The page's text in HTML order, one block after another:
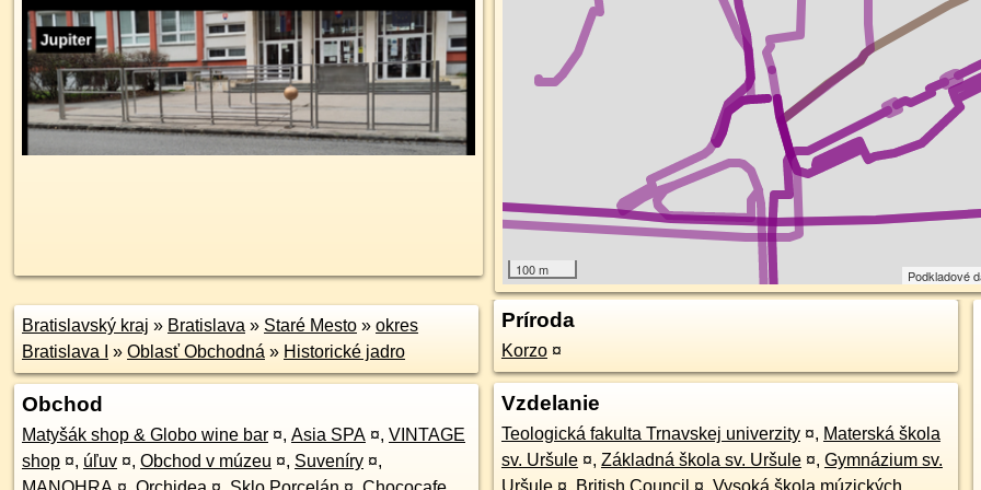
100 m Podkladové
Bratislavský kraj » Bratislava » Staré Mesto » okres
Bratislava I
» Oblasť Obchodná » Historické jadro
Obchod
Matyšák shop & Globo wine bar ¤, Asia SPA ¤, VINTAGE
shop ¤, úľuv ¤, Obchod v múzeu ¤, Suveníry ¤,
Príroda
Korzo ¤
Vzdelanie
Teologická fakulta Trnavskej univerzity ¤, Materská škola
sv. Uršule ¤, Základná škola sv. Uršule ¤, Gymnázium sv.
Uršule ¤ British Council ¤ Vysoká škola múzických